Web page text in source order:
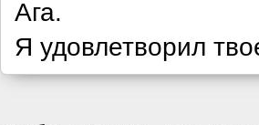
Ага.
Я удовлетворил